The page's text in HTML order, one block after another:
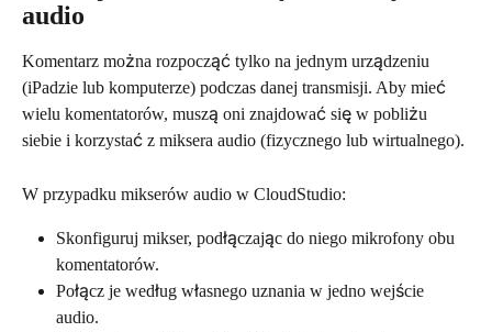
audio
Komentarz można rozpocząć tylko na jednym urządzeniu
(iPadzie lub komputerze) podczas danej transmisji. Aby mieć
wielu komentatorów, muszą oni znajdować się w pobliżu
siebie i korzystać z miksera audio (fizycznego lub wirtualnego).
W przypadku mikserów audio w CloudStudio:
Skonfiguruj mikser, podłączając do niego mikrofony obu
komentatorów.
Połącz je według własnego uznania w jedno wejście
audio.